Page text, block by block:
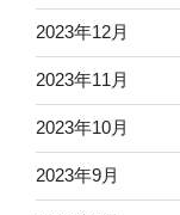
2023年12月
2023年11月
2023年10月
2023年9月